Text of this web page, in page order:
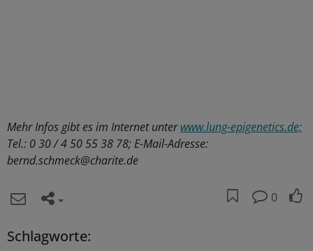
Mehr Infos gibt es im Internet unterwww.lung-epigenetics.de;
Tel.: 0 30 / 4 50 55 38 78; E-Mail-Adresse:
bernd.schmeck@charite.de
0
Schlagworte: